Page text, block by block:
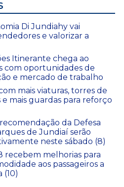
Di Jundiahy vai
e valorizar a
Itinerante chega ao
com oportunidades de
e mercado de trabalho
mais viaturas, torres de
mais guardas para reforço
da Defesa
de Jundiaí serão
neste sábado (8)
recebem melhorias para
aos passageiros a
(10)